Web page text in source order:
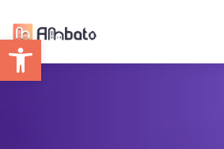
Abrir barra de